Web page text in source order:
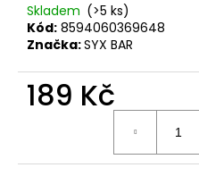
Skladem (>5 ks)
Kód: 8594060369648
Značka:SYX BAR
189 Kč
u
e
m
e
PRO